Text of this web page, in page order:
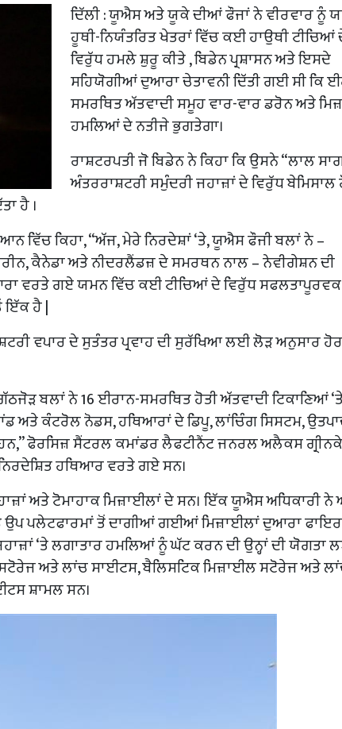
ਦਿੱਲੀ : ਯੂਐਸ ਅਤੇ ਯੂਕੇ ਦੀਆਂ ਫੌਜਾਂ ਨੇ ਵੀਰਵਾਰ ਨੂੰ
ਹੂਥੀ-ਨਿਯੰਤਰਿਤ ਖੇਤਰਾਂ ਵਿੱਚ ਕਈ ਹਾਉਥੀ ਟੀਚਿਆਂ
ਵਿਰੁੱਧ ਹਮਲੇ ਸ਼ੁਰੂ ਕੀਤੇ , ਬਿਡੇਨ ਪ੍ਰਸ਼ਾਸਨ ਅਤੇ ਇਸਦੇ
ਸਹਿਯੋਗੀਆਂ ਦੁਆਰਾ ਚੇਤਾਵਨੀ ਦਿੱਤੀ ਗਈ ਸੀ ਕਿ
ਸਮਰਥਿਤ ਅੱਤਵਾਦੀ ਸਮੂਹ ਵਾਰ-ਵਾਰ ਡਰੋਨ ਅਤੇ
ਹਮਲਿਆਂ ਦੇ ਨਤੀਜੇ ਭੁਗਤੇਗਾ।
ਰਾਸ਼ਟਰਪਤੀ ਜੋ ਬਿਡੇਨ ਨੇ ਕਿਹਾ ਕਿ ਉਸਨੇ “ਲਾਲ
ਅੰਤਰਰਾਸ਼ਟਰੀ ਸਮੁੰਦਰੀ ਜਹਾਜ਼ਾਂ ਦੇ ਵਿਰੁੱਧ ਬੇਮਿਸਾਲ
ਹੈ ।
ਵਿੱਚ ਕਿਹਾ, “ਅੱਜ, ਮੇਰੇ ਨਿਰਦੇਸ਼ਾਂ ‘ਤੇ, ਯੂਐਸ ਫੌਜੀ ਬਲਾਂ ਨੇ –
ਕੈਨੇਡਾ ਅਤੇ ਨੀਦਰਲੈਂਡਜ਼ ਦੇ ਸਮਰਥਨ ਨਾਲ – ਨੇਵੀਗੇਸ਼ਨ ਦੀ
ਵਰਤੇ ਗਏ ਯਮਨ ਵਿੱਚ ਕਈ ਟੀਚਿਆਂ ਦੇ ਵਿਰੁੱਧ
ਇੱਕ ਹੈ |
ਵਪਾਰ ਦੇ ਸੁਤੰਤਰ ਪ੍ਰਵਾਹ ਦੀ ਸੁਰੱਖਿਆ ਲਈ ਲੋੜ ਅਨੁਸਾਰ
ਬਲਾਂ ਨੇ 16 ਈਰਾਨ-ਸਮਰਥਿਤ ਹੋਤੀ ਅੱਤਵਾਦੀ ਟਿਕਾਣਿਆਂ
ਅਤੇ ਕੰਟਰੋਲ ਨੋਡਸ, ਹਥਿਆਰਾਂ ਦੇ ਡਿਪੂ, ਲਾਂਚਿੰਗ ਸਿਸਟਮ,
ਫੋਰਸਿਜ਼ ਸੈਂਟਰਲ ਕਮਾਂਡਰ ਲੈਫਟੀਨੈਂਟ ਜਨਰਲ ਅਲੈਕਸ
ਹਥਿਆਰ ਵਰਤੇ ਗਏ ਸਨ।
ਅਤੇ ਟੋਮਾਹਾਕ ਮਿਜ਼ਾਈਲਾਂ ਦੇ ਸਨ। ਇੱਕ ਯੂਐਸ ਅਧਿਕਾਰੀ ਨੇ
ਉਪ ਪਲੇਟਫਾਰਮਾਂ ਤੋਂ ਦਾਗੀਆਂ ਗਈਆਂ ਮਿਜ਼ਾਈਲਾਂ ਦੁਆਰਾ ਫਾਇਰ
‘ਤੇ ਲਗਾਤਾਰ ਹਮਲਿਆਂ ਨੂੰ ਘੱਟ ਕਰਨ ਦੀ ਉਨ੍ਹਾਂ ਦੀ ਯੋਗਤਾ
ਅਤੇ ਲਾਂਚ ਸਾਈਟਸ, ਬੈਲਿਸਟਿਕ ਮਿਜ਼ਾਈਲ ਸਟੋਰੇਜ ਅਤੇ
ਸ਼ਾਮਲ ਸਨ।